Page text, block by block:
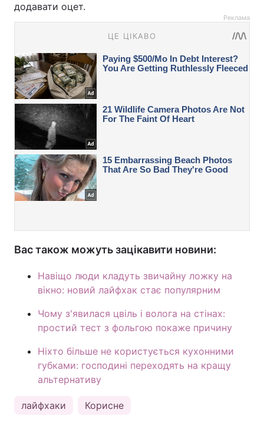
додавати оцет.
Реклама
Вас також можуть зацікавити новини:
Навіщо люди кладуть звичайну ложку на
вікно: новий лайфхак стає популярним
Чому з'явилася цвіль і волога на стінах:
простий тест з фольгою покаже причину
Ніхто більше не користується кухонними
губками: господині переходять на кращу
альтернативу
лайфхаки Корисне